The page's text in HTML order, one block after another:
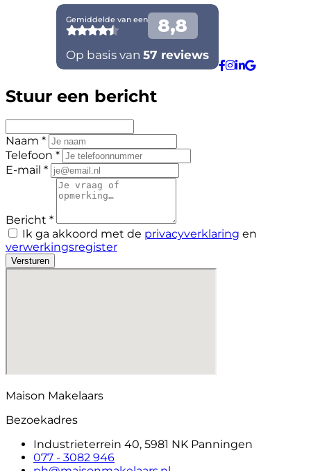
Stuur een bericht
Naam *
Telefoon *
E-mail *
Bericht *
Ik ga akkoord met de privacyverklaring en
verwerkingsregister
Versturen
Maison Makelaars
Bezoekadres
Industrieterrein 40, 5981 NK Panningen
077 - 3082 946